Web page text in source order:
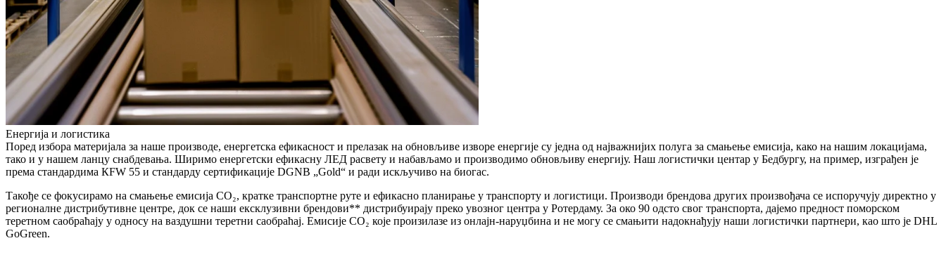
Енергија и логистика
Поред избора материјала за наше производе, енергетска ефикасност и прелазак на обновљиве изворе енергије су једна од најважнијих полуга за смањење емисија, како на нашим локацијама,
тако и у нашем ланцу снабдевања. Ширимо енергетски ефикасну ЛЕД расвету и набављамо и производимо обновљиву енергију. Наш логистички центар у Бедбургу, на пример, изграђен је
према стандардима КFW 55 и стандарду сертификације DGNB „Gold“ и ради искључиво на биогас.
Такође се фокусирамо на смањење емисија CO₂, кратке транспортне руте и ефикасно планирање у транспорту и логистици. Производи брендова других произвођача се испоручују директно у
регионалне дистрибутивне центре, док се наши ексклузивни брендови** дистрибуирају преко увозног центра у Ротердаму. За око 90 одсто свог транспорта, дајемо предност поморском
теретном саобраћају у односу на ваздушни теретни саобраћај. Емисије CO₂ које произилазе из онлајн-наруџбина и не могу се смањити надокнађују наши логистички партнери, као што је DHL
GoGreen.